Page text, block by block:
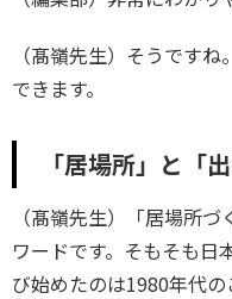
（髙嶺先生）そうです
できます。
「居場所」と「
（髙嶺先生）「居場所
ワードです。そもそも日
び始めたのは1980年代